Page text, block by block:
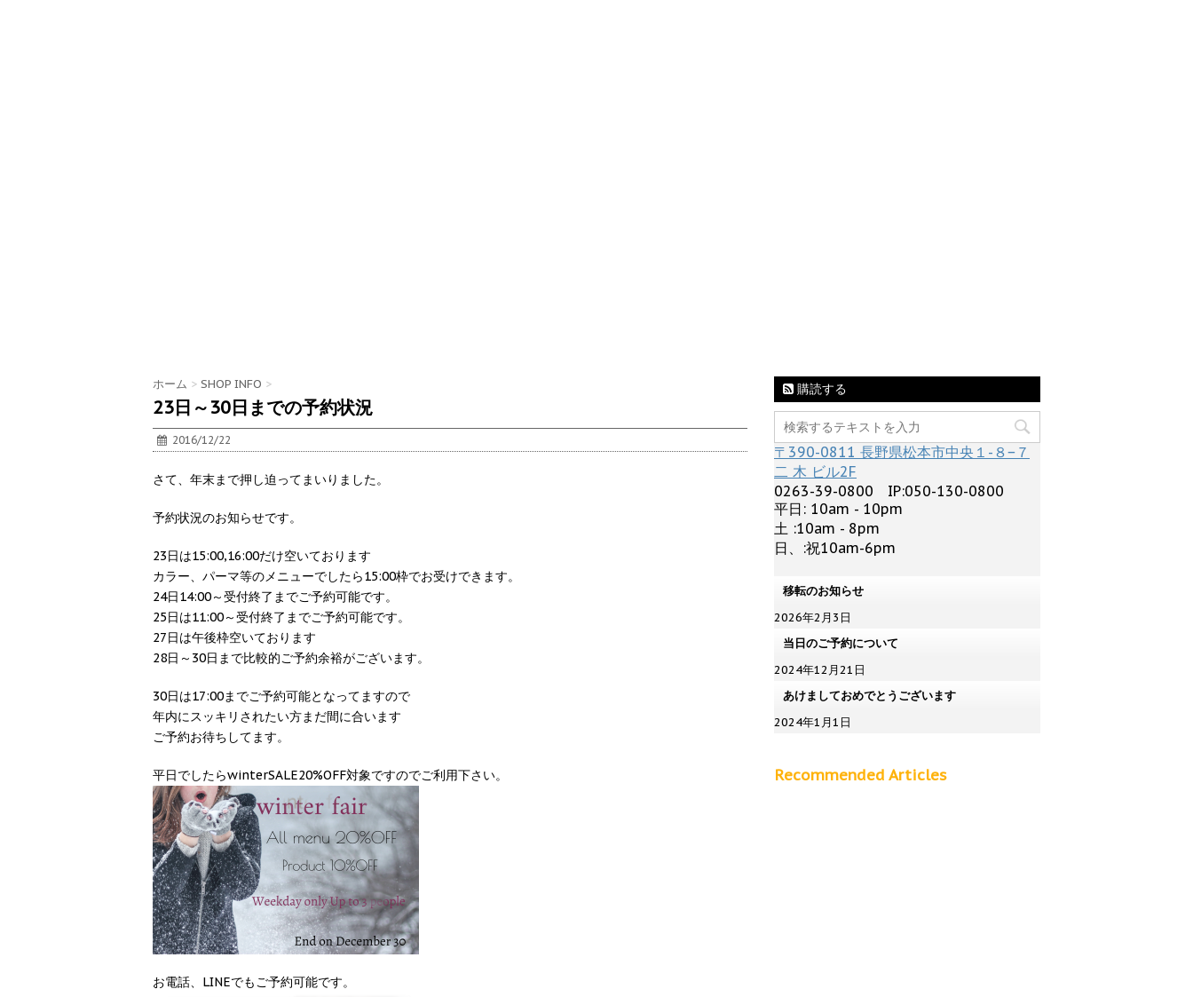
ホーム > SHOP INFO >
23日～30日までの予約状況
2016/12/22
さて、年末まで押し迫ってまいりました。
予約状況のお知らせです。
23日は15:00,16:00だけ空いております
カラー、パーマ等のメニューでしたら15:00枠でお受けできます。
24日14:00～受付終了までご予約可能です。
25日は11:00～受付終了までご予約可能です。
27日は午後枠空いております
28日～30日まで比較的ご予約余裕がございます。
30日は17:00までご予約可能となってますので
年内にスッキリされたい方まだ間に合います
ご予約お待ちしてます。
平日でしたらwinterSALE20%OFF対象ですのでご利用下さい。
お電話、LINEでもご予約可能です。
購読する
〒390-0811 長野県松本市中央１-８−７
二 木 ビル2F
0263-39-0800 IP:050-130-0800
平日: 10am - 10pm
土 :10am - 8pm
日、:祝10am-6pm
移転のお知らせ
2026年2月3日
当日のご予約について
2024年12月21日
あけましておめでとうございます
2024年1月1日
Recommended Articles